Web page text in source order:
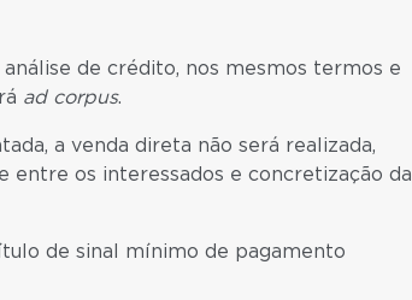
de crédito, nos mesmos termos e
ad corpus.
a venda direta não será realizada,
os interessados e concretização da
de sinal mínimo de pagamento